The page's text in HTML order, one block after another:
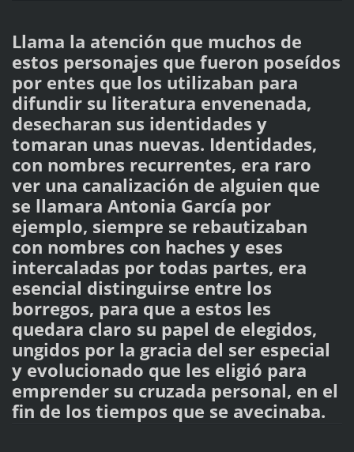
Llama la atención que muchos de
estos personajes que fueron poseídos
por entes que los utilizaban para
difundir su literatura envenenada,
desecharan sus identidades y
tomaran unas nuevas. Identidades,
con nombres recurrentes, era raro
ver una canalización de alguien que
se llamara Antonia García por
ejemplo, siempre se rebautizaban
con nombres con haches y eses
intercaladas por todas partes, era
esencial distinguirse entre los
borregos, para que a estos les
quedara claro su papel de elegidos,
ungidos por la gracia del ser especial
y evolucionado que les eligió para
emprender su cruzada personal, en el
fin de los tiempos que se avecinaba.